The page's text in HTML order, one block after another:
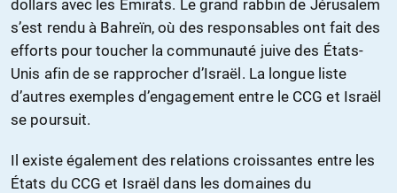
dollars avec les Émirats. Le grand rabbin de Jérusalem
s’est rendu à Bahreïn, où des responsables ont fait des
efforts pour toucher la communauté juive des États-
Unis afin de se rapprocher d’Israël. La longue liste
d’autres exemples d’engagement entre le CCG et Israël
se poursuit.
Il existe également des relations croissantes entre les
États du CCG et Israël dans les domaines du